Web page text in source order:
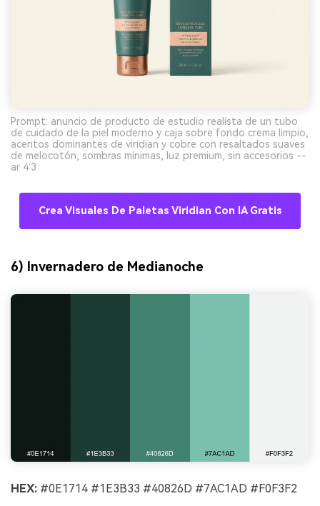
Prompt: anuncio de producto de estudio realista de un tubo
de cuidado de la piel moderno y caja sobre fondo crema limpio,
acentos dominantes de viridian y cobre con resaltados suaves
de melocotón, sombras mínimas, luz premium, sin accesorios --
ar 4:3
Crea Visuales De Paletas Viridian Con IA Gratis
6) Invernadero de Medianoche
HEX: #0E1714 #1E3B33 #40826D #7AC1AD #F0F3F2